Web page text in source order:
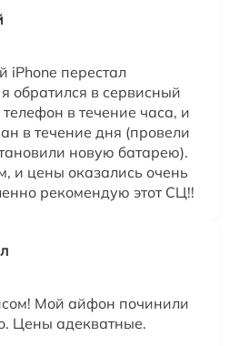
iPhone перестал
обратился в сервисный
в течение часа, и
в течение дня (провели
новую батарею).
и цены оказались очень
рекомендую этот СЦ!!
Мой айфон починили
Цены адекватные.